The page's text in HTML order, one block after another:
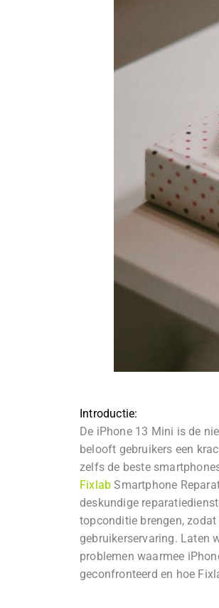
Introductie:
De iPhone 13 Mini is de
belooft gebruikers een
zelfs de beste
Fixlab Smartphone
deskundige
topconditie brengen,
gebruikerservaring. Laten
problemen waarmee
geconfronteerd en hoe